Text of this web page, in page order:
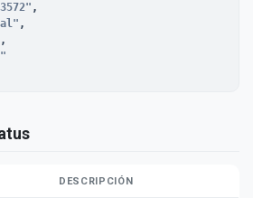
,
,
,
DESCRIPCIÓN